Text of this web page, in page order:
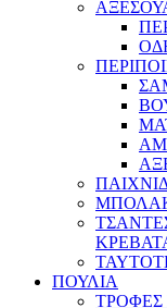
ΠΟΥΛΙΑ
ΤΡΟΦΕΣ